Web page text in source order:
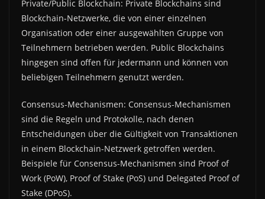
Private/Public Blockchain: Private Blockchains sind
Blockchain-Netzwerke, die von einer einzelnen
Organisation oder einer ausgewählten Gruppe von
Teilnehmern betrieben werden. Public Blockchains
hingegen sind offen für jedermann und können von
beliebigen Teilnehmern genutzt werden.
Consensus-Mechanismen: Consensus-Mechanismen
sind die Regeln und Protokolle, nach denen
Entscheidungen über die Gültigkeit von Transaktionen
in einem Blockchain-Netzwerk getroffen werden.
Beispiele für Consensus-Mechanismen sind Proof of
Work (PoW), Proof of Stake (PoS) und Delegated Proof of
Stake (DPoS).